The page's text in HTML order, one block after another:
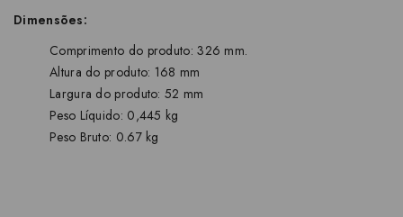
Dimensões:
Comprimento do produto: 326 mm.
Altura do produto: 168 mm
Largura do produto: 52 mm
Peso Líquido: 0,445 kg
Peso Bruto: 0.67 kg